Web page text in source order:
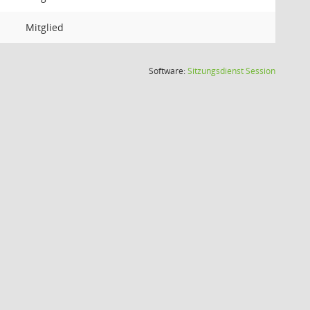
Mitglied
Software:SitzungsdienstSession(Wird in